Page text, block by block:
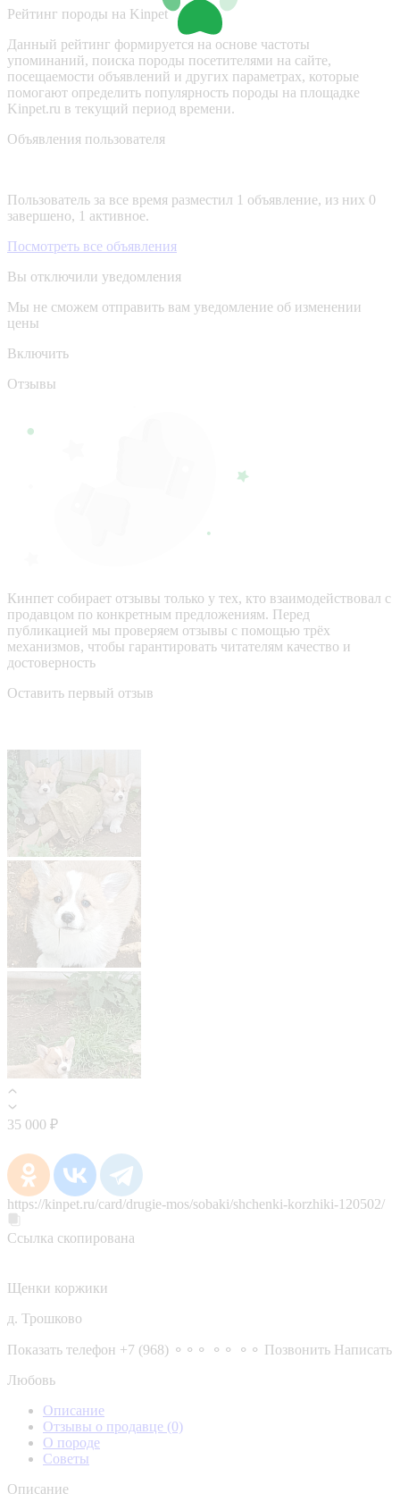
Рейтинг породы на Kinpet
Данный рейтинг формируется на основе частоты
упоминаний, поиска породы посетителями на сайте,
посещаемости объявлений и других параметрах, которые
помогают определить популярность породы на площадке
Kinpet.ru в текущий период времени.
Объявления пользователя
Пользователь за все время разместил 1 объявление, из них 0
завершено, 1 активное.
Посмотреть все объявления
Вы отключили уведомления
Мы не сможем отправить вам уведомление об изменении
цены
Включить
Отзывы
Кинпет собирает отзывы только у тех, кто взаимодействовал с
продавцом по конкретным предложениям. Перед
публикацией мы проверяем отзывы с помощью трёх
механизмов, чтобы гарантировать читателям качество и
достоверность
Оставить первый отзыв
35 000 ₽
https://kinpet.ru/card/drugie-mos/sobaki/shchenki-korzhiki-120502/
Ссылка скопирована
Щенки коржики
д. Трошково
Показать телефон +7 (968) ⚬⚬⚬ ⚬⚬ ⚬⚬ Позвонить Написать
Любовь
Описание
Отзывы о продавце (0)
О породе
Советы
Описание